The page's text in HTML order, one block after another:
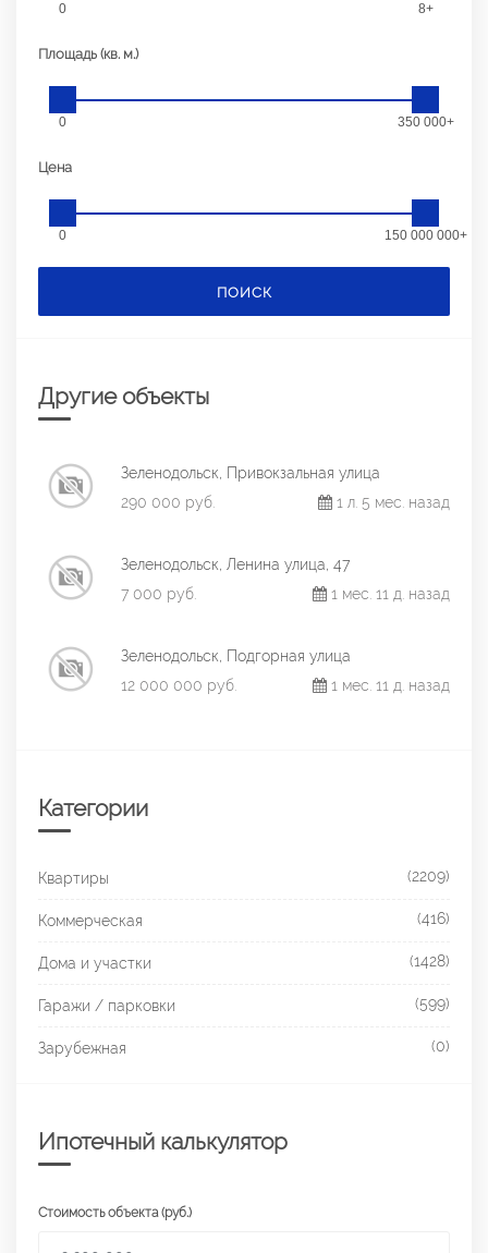
0 8+
Площадь (кв. м.)
0 350 000+
Цена
0 150 000 000+
ПОИСК
Другие объекты
Зеленодольск, Привокзальная улица
290 000 руб.
1 л. 5 мес. назад
Зеленодольск, Ленина улица, 47
7 000 руб.
1 мес. 11 д. назад
Зеленодольск, Подгорная улица
12 000 000 руб.
1 мес. 11 д. назад
Категории
Квартиры (2209)
Коммерческая (416)
Дома и участки (1428)
Гаражи / парковки (599)
Зарубежная (0)
Ипотечный калькулятор
Стоимость объекта (руб.)